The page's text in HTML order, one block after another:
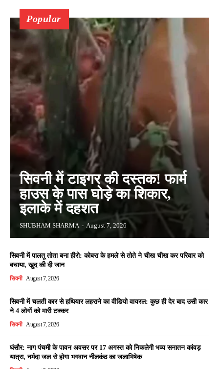
Popular
सिवनी में टाइगर की दस्तक! फार्म
हाउस के पास घोड़े का शिकार,
इलाके में दहशत
SHUBHAM SHARMA - August 7, 2026
सिवनी में पालतू तोता बना हीरो: कोबरा के हमले से तोते ने चीख चीख कर परिवार को
बचाया, खुद की दी जान
सिवनी August 7, 2026
सिवनी में चलती कार से हथियार लहराने का वीडियो वायरल: कुछ ही देर बाद उसी कार
ने 4 लोगों को मारी टक्कर
सिवनी August 7, 2026
घंसौर: नाग पंचमी के पावन अवसर पर 17 अगस्त को निकलेगी भव्य सनातन कांवड़
यात्रा, नर्मदा जल से होगा भगवान नीलकंठ का जलाभिषेक